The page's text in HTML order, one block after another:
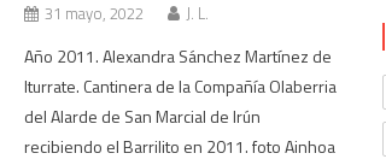
31 mayo, 2022 J. L.
Año 2011. Alexandra Sánchez Martínez de
Iturrate. Cantinera de la Compañía Olaberria
del Alarde de San Marcial de Irún
recibiendo el Barrilito en 2011. foto Ainhoa